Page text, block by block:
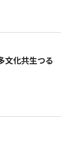
化共生つる